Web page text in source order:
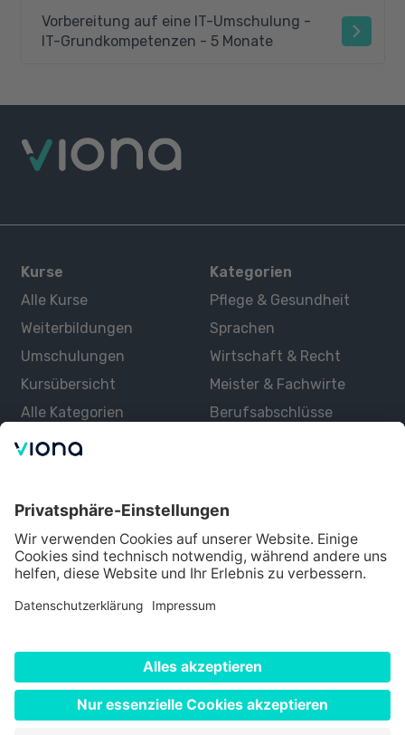
Vorbereitung auf eine IT-Umschulung -
IT-Grundkompetenzen - 5 Monate
Kurse
Alle Kurse
Weiterbildungen
Umschulungen
Kursübersicht
Alle Kategorien
Kategorien
Pflege & Gesundheit
Sprachen
Wirtschaft & Recht
Meister & Fachwirte
Berufsabschlüsse
Über uns
Lernen mit Viona
Alle Partner
Partner werden
Impressum
Nutzungsbedingungen
Cookie Einstellungen